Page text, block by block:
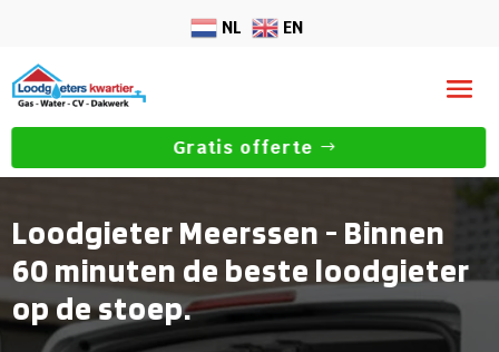
NL EN
Gratis offerte
Loodgieter Meerssen - Binnen
60 minuten de beste loodgieter
op de stoep.